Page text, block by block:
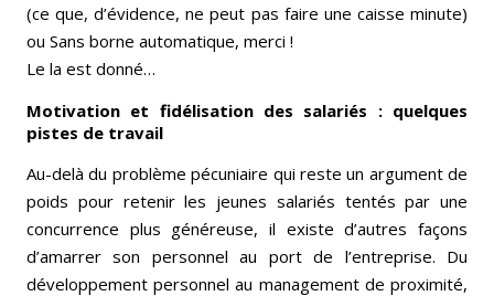
(ce que, d’évidence, ne peut pas faire une caisse minute)
ou Sans borne automatique, merci !
Le la est donné…
Motivation et fidélisation des salariés : quelques
pistes de travail
Au-delà du problème pécuniaire qui reste un argument de
poids pour retenir les jeunes salariés tentés par une
concurrence plus généreuse, il existe d’autres façons
d’amarrer son personnel au port de l’entreprise. Du
développement personnel au management de proximité,